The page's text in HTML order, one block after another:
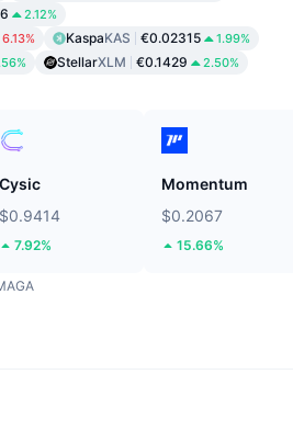
2.12%
6.13% KaspaKAS €0.02315 1.99%
StellarXLM €0.1429 2.50%
Cysic
$0.9414
7.92%
Momentum
$0.2067
15.66%